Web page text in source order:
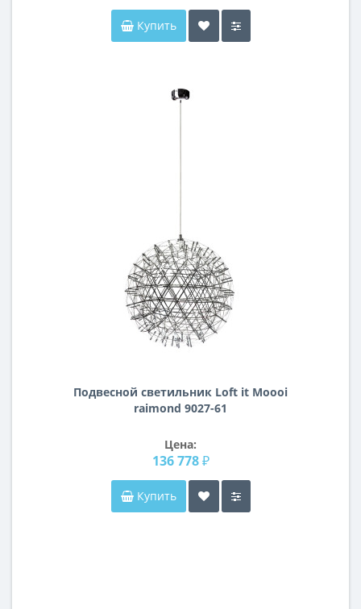
Купить
Подвесной светильник Loft it Moooi
raimond 9027-61
Цена:
136 778 ₽
Купить